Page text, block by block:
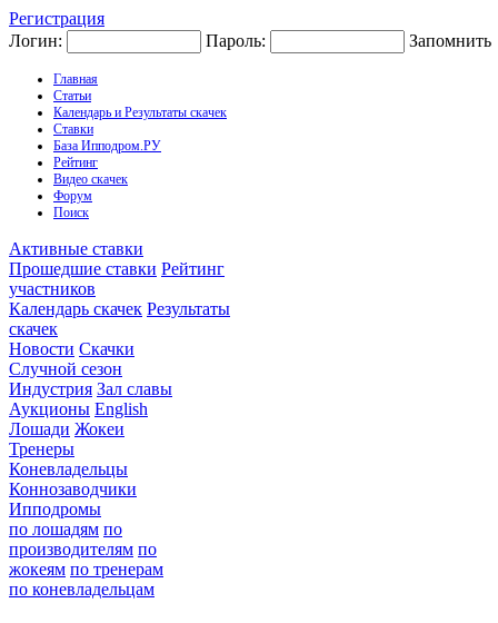
Регистрация
Логин:
Пароль: Запомнить
Главная
Статьи
Календарь и Результаты скачек
Ставки
База Ипподром.РУ
Рейтинг
Видео скачек
Форум
Поиск
Активные ставки
Прошедшие ставки Рейтинг
участников
Календарь скачек Результаты
скачек
Новости Скачки
Случной сезон
Индустрия Зал славы
Аукционы English
Лошади Жокеи
Тренеры
Коневладельцы
Коннозаводчики
Ипподромы
по лошадям по
производителям по
жокеям по тренерам
по коневладельцам